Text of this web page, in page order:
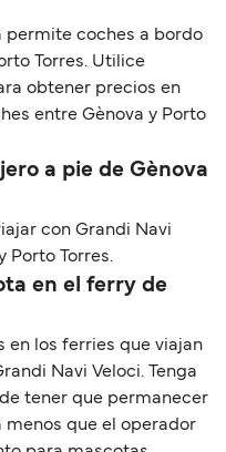
permite coches a bordo
Torres. Utilice
obtener precios en
entre Gènova y Porto
a pie de Gènova
con Grandi Navi
Porto Torres.
en el ferry de
en los ferries que viajan
Navi Veloci. Tenga
tener que permanecer
menos que el operador